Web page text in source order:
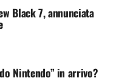
Black 7, annunciata
Nintendo” in arrivo?